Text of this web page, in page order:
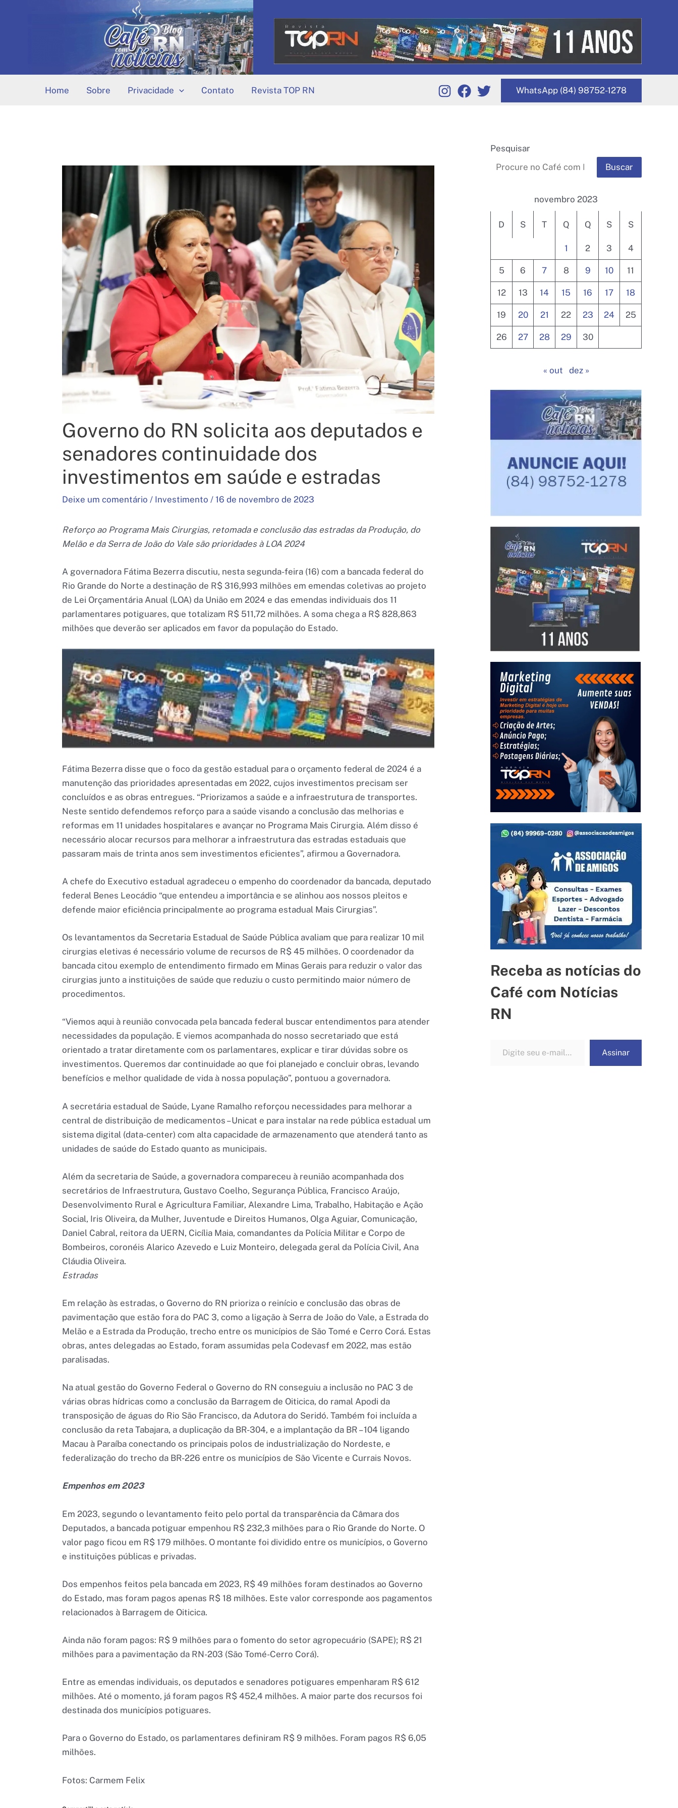
Home Sobre Privacidade Contato Revista TOP RN WhatsApp (84) 98752-1278
Governo do RN solicita aos deputados e
senadores continuidade dos
investimentos em saúde e estradas
Deixe um comentário / Investimento / 16 de novembro de 2023
Reforço ao Programa Mais Cirurgias, retomada e conclusão das estradas da Produção, do
Melão e da Serra de João do Vale são prioridades à LOA 2024
A governadora Fátima Bezerra discutiu, nesta segunda-feira (16) com a bancada federal do
Rio Grande do Norte a destinação de R$ 316,993 milhões em emendas coletivas ao projeto
de Lei Orçamentária Anual (LOA) da União em 2024 e das emendas individuais dos 11
parlamentares potiguares, que totalizam R$ 511,72 milhões. A soma chega a R$ 828,863
milhões que deverão ser aplicados em favor da população do Estado.
Fátima Bezerra disse que o foco da gestão estadual para o orçamento federal de 2024 é a
manutenção das prioridades apresentadas em 2022, cujos investimentos precisam ser
concluídos e as obras entregues. “Priorizamos a saúde e a infraestrutura de transportes.
Neste sentido defendemos reforço para a saúde visando a conclusão das melhorias e
reformas em 11 unidades hospitalares e avançar no Programa Mais Cirurgia. Além disso é
necessário alocar recursos para melhorar a infraestrutura das estradas estaduais que
passaram mais de trinta anos sem investimentos eficientes”, afirmou a Governadora.
A chefe do Executivo estadual agradeceu o empenho do coordenador da bancada, deputado
federal Benes Leocádio “que entendeu a importância e se alinhou aos nossos pleitos e
defende maior eficiência principalmente ao programa estadual Mais Cirurgias”.
Os levantamentos da Secretaria Estadual de Saúde Pública avaliam que para realizar 10 mil
cirurgias eletivas é necessário volume de recursos de R$ 45 milhões. O coordenador da
bancada citou exemplo de entendimento firmado em Minas Gerais para reduzir o valor das
cirurgias junto a instituições de saúde que reduziu o custo permitindo maior número de
procedimentos.
“Viemos aqui à reunião convocada pela bancada federal buscar entendimentos para atender
necessidades da população. E viemos acompanhada do nosso secretariado que está
orientado a tratar diretamente com os parlamentares, explicar e tirar dúvidas sobre os
investimentos. Queremos dar continuidade ao que foi planejado e concluir obras, levando
benefícios e melhor qualidade de vida à nossa população”, pontuou a governadora.
A secretária estadual de Saúde, Lyane Ramalho reforçou necessidades para melhorar a
central de distribuição de medicamentos – Unicat e para instalar na rede pública estadual um
sistema digital (data-center) com alta capacidade de armazenamento que atenderá tanto as
unidades de saúde do Estado quanto as municipais.
Além da secretaria de Saúde, a governadora compareceu à reunião acompanhada dos
secretários de Infraestrutura, Gustavo Coelho, Segurança Pública, Francisco Araújo,
Desenvolvimento Rural e Agricultura Familiar, Alexandre Lima, Trabalho, Habitação e Ação
Social, Iris Oliveira, da Mulher, Juventude e Direitos Humanos, Olga Aguiar, Comunicação,
Daniel Cabral, reitora da UERN, Cicília Maia, comandantes da Polícia Militar e Corpo de
Bombeiros, coronéis Alarico Azevedo e Luiz Monteiro, delegada geral da Polícia Civil, Ana
Cláudia Oliveira.
Estradas
Em relação às estradas, o Governo do RN prioriza o reinício e conclusão das obras de
pavimentação que estão fora do PAC 3, como a ligação à Serra de João do Vale, a Estrada do
Melão e a Estrada da Produção, trecho entre os municípios de São Tomé e Cerro Corá. Estas
obras, antes delegadas ao Estado, foram assumidas pela Codevasf em 2022, mas estão
paralisadas.
Na atual gestão do Governo Federal o Governo do RN conseguiu a inclusão no PAC 3 de
várias obras hídricas como a conclusão da Barragem de Oiticica, do ramal Apodi da
transposição de águas do Rio São Francisco, da Adutora do Seridó. Também foi incluída a
conclusão da reta Tabajara, a duplicação da BR-304, e a implantação da BR – 104 ligando
Macau à Paraíba conectando os principais polos de industrialização do Nordeste, e
federalização do trecho da BR-226 entre os municípios de São Vicente e Currais Novos.
Empenhos em 2023
Em 2023, segundo o levantamento feito pelo portal da transparência da Câmara dos
Deputados, a bancada potiguar empenhou R$ 232,3 milhões para o Rio Grande do Norte. O
valor pago ficou em R$ 179 milhões. O montante foi dividido entre os municípios, o Governo
e instituições públicas e privadas.
Dos empenhos feitos pela bancada em 2023, R$ 49 milhões foram destinados ao Governo
do Estado, mas foram pagos apenas R$ 18 milhões. Este valor corresponde aos pagamentos
relacionados à Barragem de Oiticica.
Ainda não foram pagos: R$ 9 milhões para o fomento do setor agropecuário (SAPE); R$ 21
milhões para a pavimentação da RN-203 (São Tomé-Cerro Corá).
Entre as emendas individuais, os deputados e senadores potiguares empenharam R$ 612
milhões. Até o momento, já foram pagos R$ 452,4 milhões. A maior parte dos recursos foi
destinada dos municípios potiguares.
Para o Governo do Estado, os parlamentares definiram R$ 9 milhões. Foram pagos R$ 6,05
milhões.
Fotos: Carmem Felix
Pesquisar
Buscar
novembro 2023
D S T Q Q S S
1 2 3 4
5 6 7 8 9 10 11
12 13 14 15 16 17 18
19 20 21 22 23 24 25
26 27 28 29 30
« out dez »
Receba as notícias do
Café com Notícias
RN
Assinar